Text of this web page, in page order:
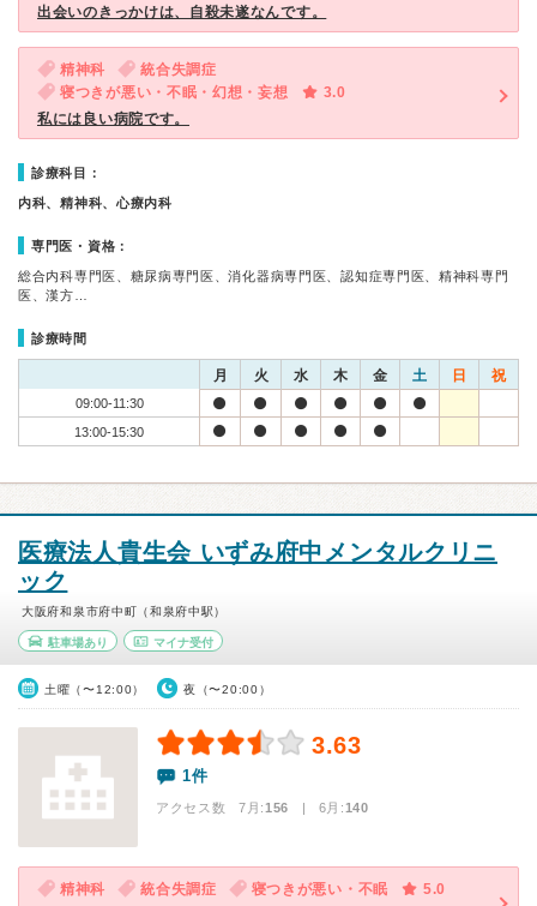
出会いのきっかけは、自殺未遂なんです。
精神科
統合失調症
寝つきが悪い・不眠・幻想・妄想
3.0
私には良い病院です。
診療科目：
内科、精神科、心療内科
専門医・資格：
総合内科専門医、糖尿病専門医、消化器病専門医、認知症専門医、精神科専門
医、漢方…
診療時間
月 火 水 木 金 土 日 祝
09:00-11:30
13:00-15:30
医療法人貴生会 いずみ府中メンタルクリニ
ック
大阪府和泉市府中町（和泉府中駅）
駐車場あり マイナ受付
土曜（〜12:00） 夜（〜20:00）
3.63
1件
アクセス数 7月:156 | 6月:140
精神科 統合失調症 寝つきが悪い・不眠
5.0